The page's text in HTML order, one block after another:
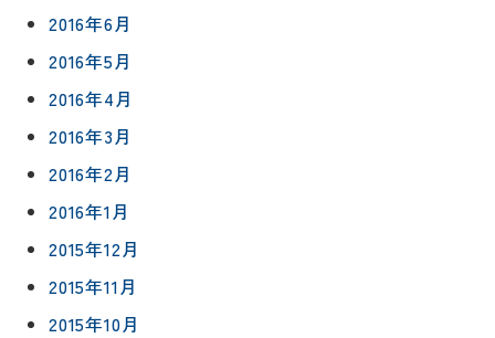
2016年6月
2016年5月
2016年4月
2016年3月
2016年2月
2016年1月
2015年12月
2015年11月
2015年10月